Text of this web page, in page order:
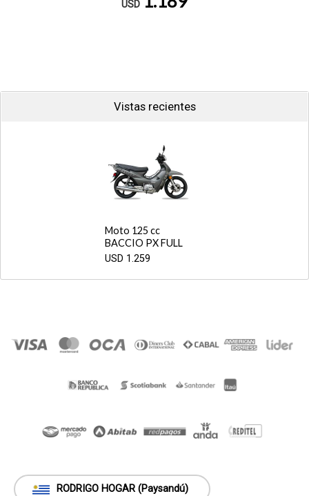
USD
Vistas recientes
Moto 125 cc
BACCIO PX FULL
USD 1.259
RODRIGO HOGAR (Paysandú)